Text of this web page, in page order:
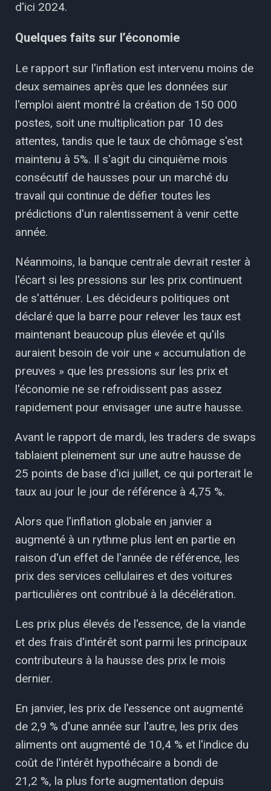
d'ici 2024.
Quelques faits sur l’économie
Le rapport sur l'inflation est intervenu moins de
deux semaines après que les données sur
l'emploi aient montré la création de 150 000
postes, soit une multiplication par 10 des
attentes, tandis que le taux de chômage s'est
maintenu à 5%. Il s'agit du cinquième mois
consécutif de hausses pour un marché du
travail qui continue de défier toutes les
prédictions d'un ralentissement à venir cette
année.
Néanmoins, la banque centrale devrait rester à
l'écart si les pressions sur les prix continuent
de s'atténuer. Les décideurs politiques ont
déclaré que la barre pour relever les taux est
maintenant beaucoup plus élevée et qu'ils
auraient besoin de voir une « accumulation de
preuves » que les pressions sur les prix et
l'économie ne se refroidissent pas assez
rapidement pour envisager une autre hausse.
Avant le rapport de mardi, les traders de swaps
tablaient pleinement sur une autre hausse de
25 points de base d'ici juillet, ce qui porterait le
taux au jour le jour de référence à 4,75 %.
Alors que l'inflation globale en janvier a
augmenté à un rythme plus lent en partie en
raison d'un effet de l'année de référence, les
prix des services cellulaires et des voitures
particulières ont contribué à la décélération.
Les prix plus élevés de l'essence, de la viande
et des frais d'intérêt sont parmi les principaux
contributeurs à la hausse des prix le mois
dernier.
En janvier, les prix de l'essence ont augmenté
de 2,9 % d'une année sur l'autre, les prix des
aliments ont augmenté de 10,4 % et l'indice du
coût de l'intérêt hypothécaire a bondi de
21,2 %, la plus forte augmentation depuis